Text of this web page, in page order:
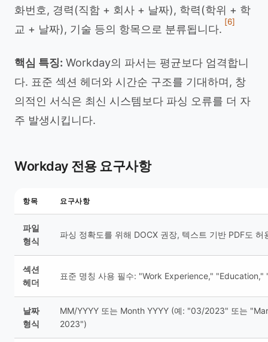
화번호, 경력(직함 + 회사 + 날짜), 학력(학위 + 학
교 + 날짜), 기술 등의 항목으로 분류됩니다.
[6]
핵심 특징: Workday의 파서는 평균보다 엄격합니
다. 표준 섹션 헤더와 시간순 구조를 기대하며, 창
의적인 서식은 최신 시스템보다 파싱 오류를 더 자
주 발생시킵니다.
Workday 전용 요구사항
항목 요구사항
파일
형식
파싱 정확도를 위해 DOCX 권장, 텍스트 기반 PDF도 허
섹션
헤더
표준 명칭 사용 필수: "Work Experience," "Education,"
날짜
형식
MM/YYYY 또는 Month YYYY (예: "03/2023" 또는
2023")